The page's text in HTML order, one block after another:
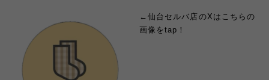
←仙台セルバ店のXはこちらの
画像をtap！